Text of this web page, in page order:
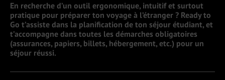
En recherche d’un outil ergonomique, intuitif et surtout
pratique pour préparer ton voyage à l’étranger ? Ready to
Go t’assiste dans la planification de ton séjour étudiant, et
t’accompagne dans toutes les démarches obligatoires
(assurances, papiers, billets, hébergement, etc.) pour un
séjour réussi.